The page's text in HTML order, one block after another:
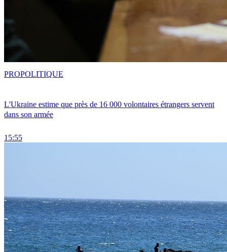
L'Ukraine estime que près de 16 000 volontaires étrangers servent
dans son armée
15:55
PROPOLITIQUE